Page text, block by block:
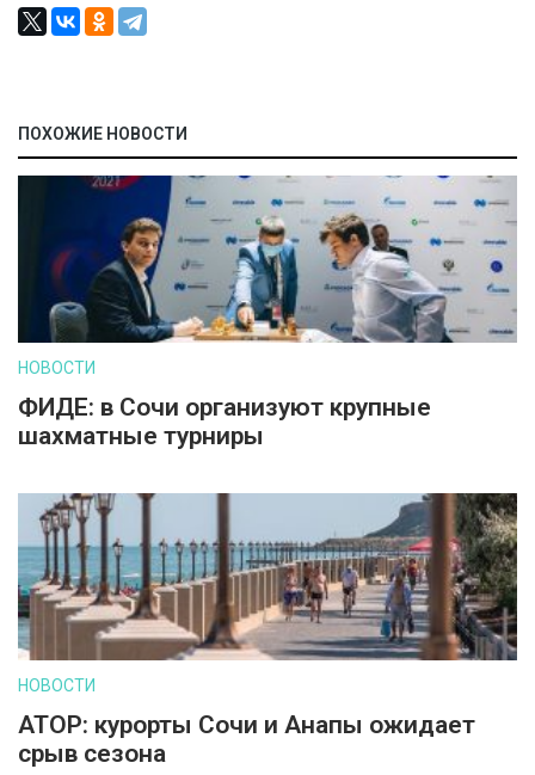
ПОХОЖИЕ НОВОСТИ
НОВОСТИ
ФИДЕ: в Сочи организуют крупные
шахматные турниры
НОВОСТИ
АТОР: курорты Сочи и Анапы ожидает
срыв сезона